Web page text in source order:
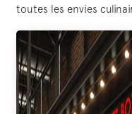
toutes les envies